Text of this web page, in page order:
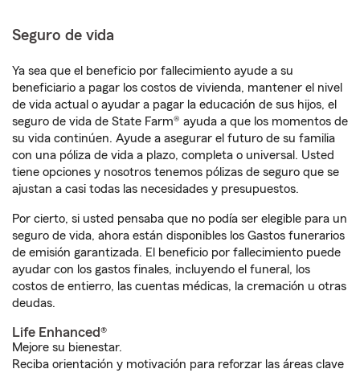
Seguro de vida
Ya sea que el beneficio por fallecimiento ayude a su
beneficiario a pagar los costos de vivienda, mantener el nivel
de vida actual o ayudar a pagar la educación de sus hijos, el
seguro de vida de State Farm® ayuda a que los momentos de
su vida continúen. Ayude a asegurar el futuro de su familia
con una póliza de vida a plazo, completa o universal. Usted
tiene opciones y nosotros tenemos pólizas de seguro que se
ajustan a casi todas las necesidades y presupuestos.
Por cierto, si usted pensaba que no podía ser elegible para un
seguro de vida, ahora están disponibles los Gastos funerarios
de emisión garantizada. El beneficio por fallecimiento puede
ayudar con los gastos finales, incluyendo el funeral, los
costos de entierro, las cuentas médicas, la cremación u otras
deudas.
Life Enhanced®
Mejore su bienestar.
Reciba orientación y motivación para reforzar las áreas clave